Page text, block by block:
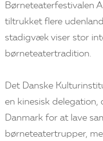
Børneteaterfestivalen
tiltrukket flere
stadigvæk viser stor
børneteatertradition.
Det Danske
en kinesisk delegation,
Danmark for at lave
børneteatertrupper,